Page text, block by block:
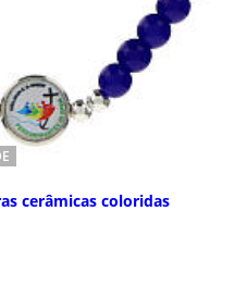
cerâmicas coloridas